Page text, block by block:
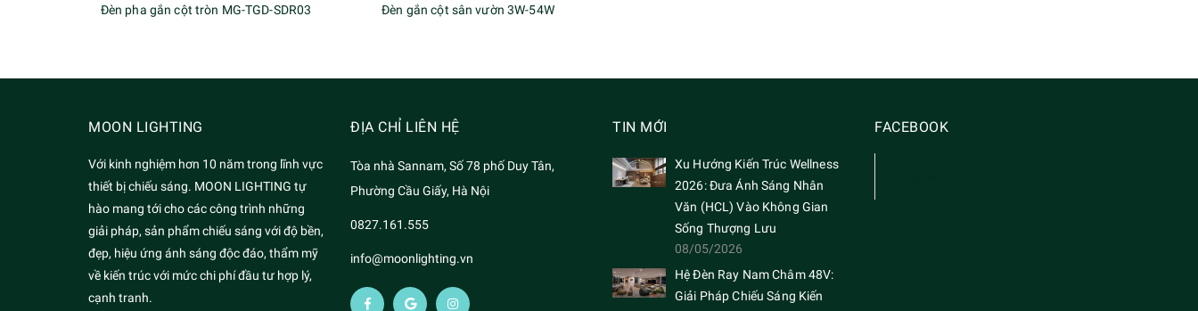
Đèn pha gắn cột tròn MG-TGD-SDR03 Đèn gắn cột sân vườn 3W-54W
MOON LIGHTING
Với kinh nghiệm hơn 10 năm trong lĩnh vực
thiết bị chiếu sáng. MOON LIGHTING tự
hào mang tới cho các công trình những
giải pháp, sản phẩm chiếu sáng với độ bền,
đẹp, hiệu ứng ánh sáng độc đáo, thẩm mỹ
về kiến trúc với mức chi phí đầu tư hợp lý,
cạnh tranh.
ĐỊA CHỈ LIÊN HỆ
Tòa nhà Sannam, Số 78 phố Duy Tân,
Phường Cầu Giấy, Hà Nội
0827.161.555
info@moonlighting.vn
TIN MỚI
Xu Hướng Kiến Trúc Wellness
2026: Đưa Ánh Sáng Nhân
Văn (HCL) Vào Không Gian
Sống Thượng Lưu
08/05/2026
Hệ Đèn Ray Nam Châm 48V:
Giải Pháp Chiếu Sáng Kiến
FACEBOOK